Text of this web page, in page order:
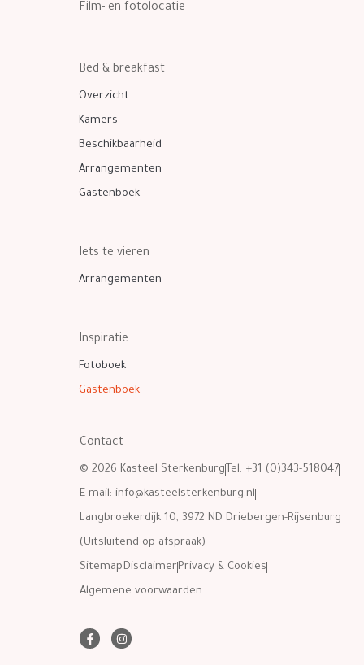
Film- en fotolocatie
Bed & breakfast
Overzicht
Kamers
Beschikbaarheid
Arrangementen
Gastenboek
Iets te vieren
Arrangementen
Inspiratie
Fotoboek
Gastenboek
Contact
© 2026 Kasteel Sterkenburg Tel. +31 (0)343-518047
E-mail: info@kasteelsterkenburg.nl
Langbroekerdijk 10, 3972 ND Driebergen-Rijsenburg
(Uitsluitend op afspraak)
Sitemap Disclaimer Privacy & Cookies
Algemene voorwaarden
F
a
I
n